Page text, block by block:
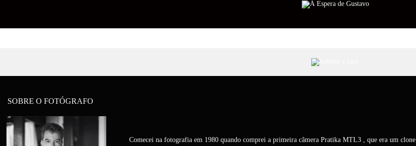
SOBRE O FOTÓGRAFO
Comecei na fotografia em 1980 quando comprei a primeira câmera Pratika MTL3 , que era um clone